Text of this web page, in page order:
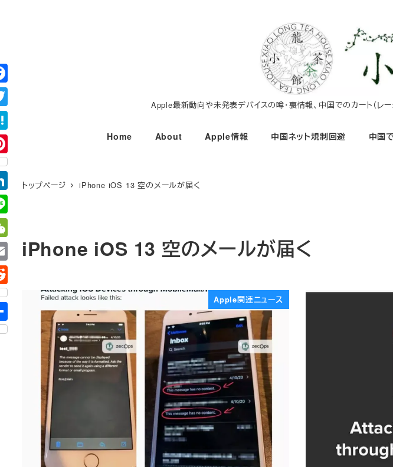
コ
ン
テ
ン
ツ
へ
移
動
Apple最新動向や未発表デバイスの噂・裏情報、中国でのカート（レ
Home About Apple情報 中国ネット規制回避 中国
トップページ iPhone iOS 13 空のメールが届く
iPhone iOS 13 空のメールが届く
Apple関連ニュース